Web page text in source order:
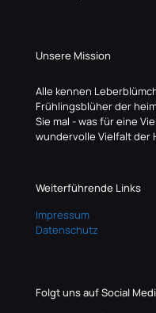
Unsere Mission
Alle kennen
Frühlingsblüher der
Sie mal - was für eine
wundervolle Vielfalt der
Weiterführende Links
Impressum
Datenschutz
Folgt uns auf Social